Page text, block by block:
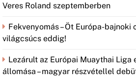
Veres Roland szeptemberben
Fekvenyomás – Öt Európa-bajnoki
világcsúcs eddig!
Lezárult az Európai Muaythai Liga
állomása – magyar részvétellel